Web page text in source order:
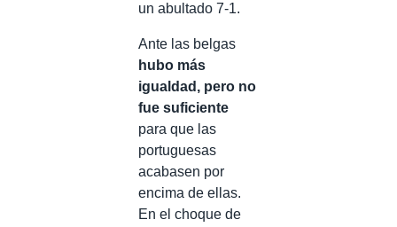
un abultado 7-1.
Ante las belgas
hubo más
igualdad, pero no
fue suficiente
para que las
portuguesas
acabasen por
encima de ellas.
En el choque de